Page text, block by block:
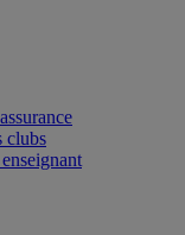
clubs